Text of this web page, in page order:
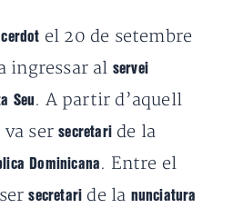
el 20 de setembre
ingressar al servei
Seu . A partir d’aquell
va sersecretari de la
Dominicana . Entre el
secretari de la nunciatura